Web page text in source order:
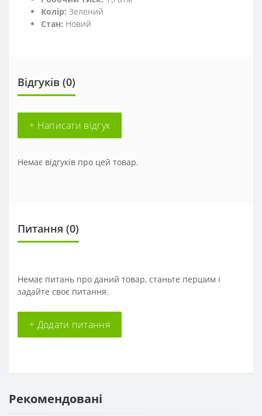
Колір: Зелений
Стан: Новий
Відгуків (0)
+ Написати відгук
Немає відгуків про цей товар.
Питання (0)
Немає питань про даний товар, станьте першим і
задайте своє питання.
+ Додати питання
Рекомендовані